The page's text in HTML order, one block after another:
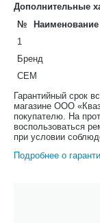
Дополнительные
№
Наименование
1
Бренд
CEM
Гарантийный срок
магазине ООО
покупателю. На
воспользоваться
при условии
Подробнее о